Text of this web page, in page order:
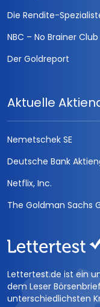
Die Rendite-
NBC – No Brainer Club
Der Goldreport
Aktuelle
Nemetschek SE
Deutsche Bank
Netflix, Inc.
The Goldman Sachs
Lettertest.de ist ein
dem Leser
unterschiedlichsten